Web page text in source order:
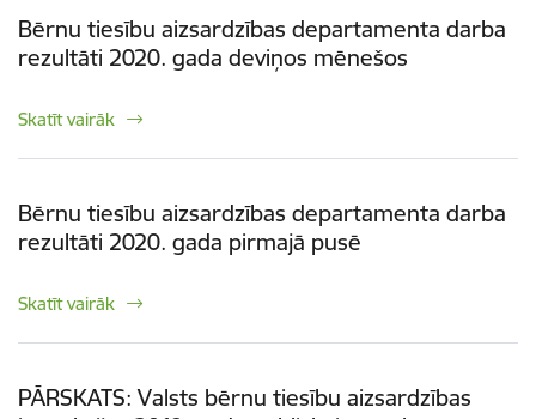
Bērnu tiesību aizsardzības departamenta darba
rezultāti 2020. gada deviņos mēnešos
Skatīt vairāk
Bērnu tiesību aizsardzības departamenta darba
rezultāti 2020. gada pirmajā pusē
Skatīt vairāk
PĀRSKATS: Valsts bērnu tiesību aizsardzības